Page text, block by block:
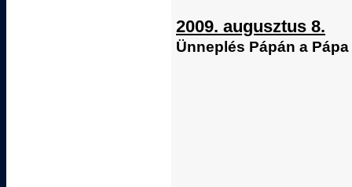
2009. augusztus 8.
Ünneplés Pápán a